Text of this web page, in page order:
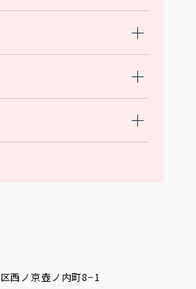
西ノ京壺ノ内町8−1